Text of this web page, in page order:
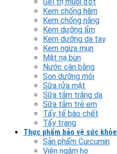
Kem chống hăm
Kem chống nắng
Kem dưỡng ẩm
Kem dưỡng da tay
Kem ngừa mụn
Mặt nạ bùn
Nước cân bằng
Son dưỡng môi
Sữa rửa mặt
Sữa tắm trắng da
Sữa tắm trẻ em
Tẩy tế bào chết
Tẩy trang
Thực phẩm bảo vệ sức khỏe
Sản phẩm Curcumin
Viên ngậm ho